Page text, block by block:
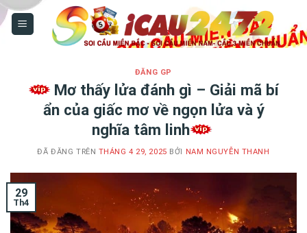
Chuyển
đến
ĐĂNG GP
Mơ thấy lửa đánh gì – Giải mã bí
ẩn của giấc mơ về ngọn lửa và ý
nghĩa tâm linh
ĐÃ ĐĂNG TRÊN THÁNG 4 29, 2025 BỞI NAM NGUYỄN THANH
29
Th4